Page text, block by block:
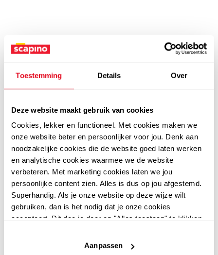
Toestemming Details Over
Deze website maakt gebruik van cookies
Cookies, lekker en functioneel. Met cookies maken we
onze website beter en persoonlijker voor jou. Denk aan
noodzakelijke cookies die de website goed laten werken
en analytische cookies waarmee we de website
verbeteren. Met marketing cookies laten we jou
persoonlijke content zien. Alles is dus op jou afgestemd.
Superhandig. Als je onze website op deze wijze wilt
gebruiken, dan is het nodig dat je onze cookies
accepteert. Dit doe je door op "Alles toestaan" te klikken.
website niet optimaal functioneert.
Aanpassen